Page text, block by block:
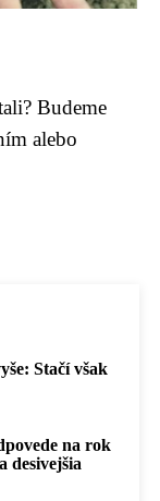
Budeme
alebo
Stačí však
na rok
desivejšia